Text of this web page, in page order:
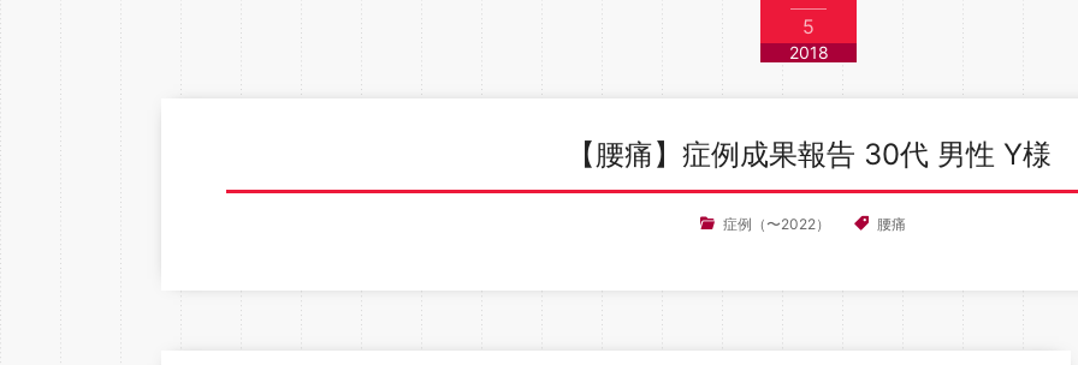
5
2018
【腰痛】症例成果報告 30代 男性 Y様
症例（〜2022） 腰痛